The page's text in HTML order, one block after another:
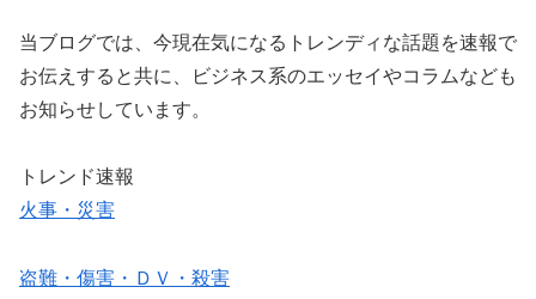
当ブログでは、今現在気になるトレンディな話題を速報で
お伝えすると共に、ビジネス系のエッセイやコラムなども
お知らせしています。
トレンド速報
火事・災害
盗難・傷害・ＤＶ・殺害